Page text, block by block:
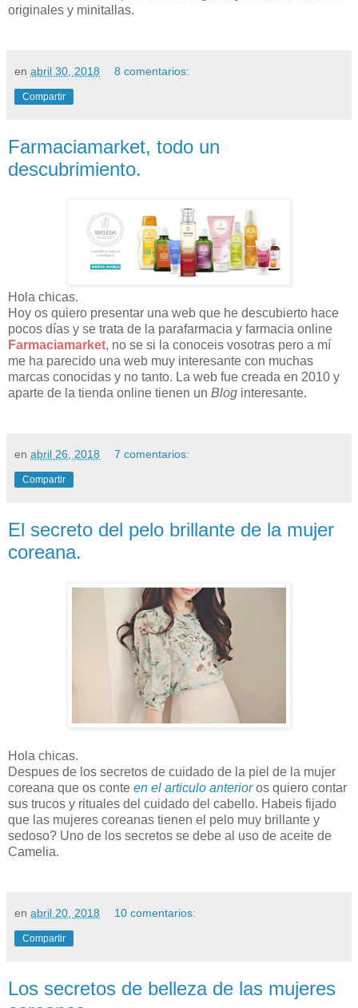
originales y minitallas.
en abril 30, 2018 8 comentarios:
Compartir
Farmaciamarket, todo un
descubrimiento.
Hola chicas.
Hoy os quiero presentar una web que he descubierto hace
pocos días y se trata de la parafarmacia y farmacia online
Farmaciamarket, no se si la conoceis vosotras pero a mí
me ha parecido una web muy interesante con muchas
marcas conocidas y no tanto. La web fue creada en 2010 y
aparte de la tienda online tienen un Blog interesante.
en abril 26, 2018 7 comentarios:
Compartir
El secreto del pelo brillante de la mujer
coreana.
Hola chicas.
Despues de los secretos de cuidado de la piel de la mujer
coreana que os conte en el articulo anterior os quiero contar
sus trucos y rituales del cuidado del cabello. Habeis fijado
que las mujeres coreanas tienen el pelo muy brillante y
sedoso? Uno de los secretos se debe al uso de aceite de
Camelia.
en abril 20, 2018 10 comentarios:
Compartir
Los secretos de belleza de las mujeres